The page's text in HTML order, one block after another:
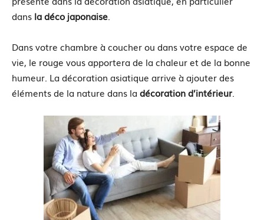
dans la déco japonaise.
Dans votre chambre à coucher ou dans votre espace de
vie, le rouge vous apportera de la chaleur et de la bonne
humeur. La décoration asiatique arrive à ajouter des
éléments de la nature dans la décoration d’intérieur.